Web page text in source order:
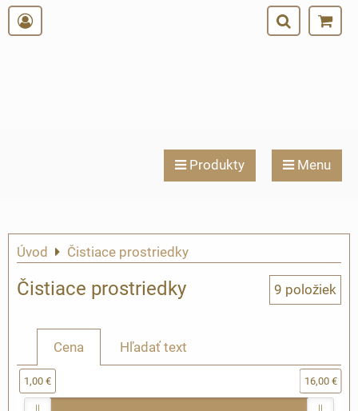
Produkty Menu
Úvod Čistiace prostriedky
Čistiace prostriedky 9 položiek
Cena Hľadať text
1,00 € 16,00 €